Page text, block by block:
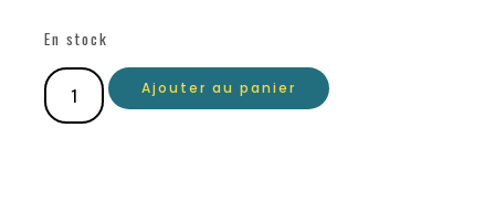
En stock
Ajouter au panier